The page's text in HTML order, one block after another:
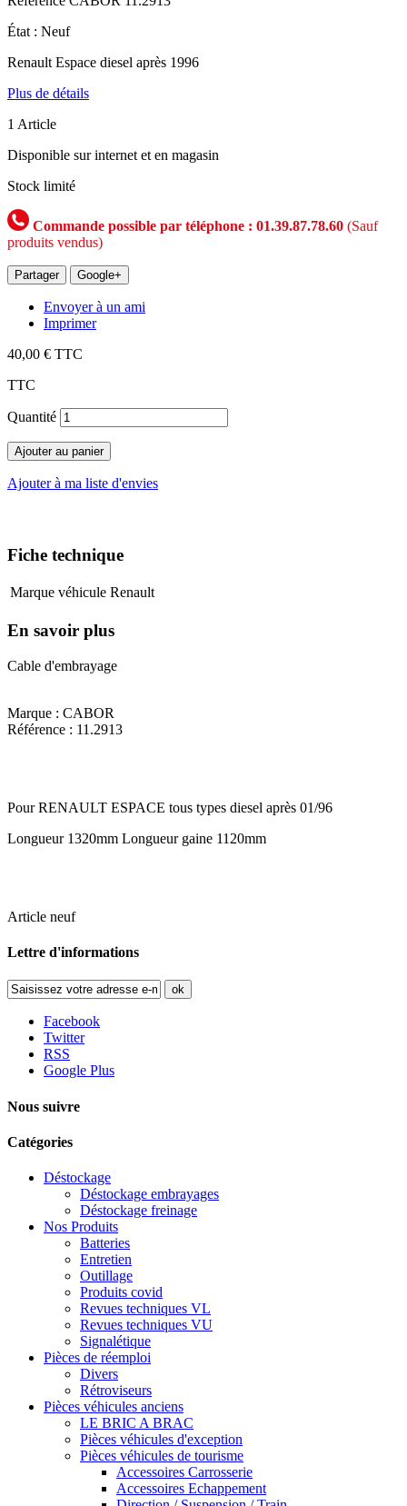
État : Neuf
Renault Espace diesel après 1996
Plus de détails
1 Article
Disponible sur internet et en magasin
Stock limité
Commande possible par téléphone : 01.39.87.78.60 (Sauf
produits vendus)
Partager Google+
Envoyer à un ami
Imprimer
40,00 € TTC
TTC
Quantité
Ajouter au panier
Ajouter à ma liste d'envies
Fiche technique
Marque véhicule Renault
En savoir plus
Cable d'embrayage
Marque : CABOR
Référence : 11.2913
Pour RENAULT ESPACE tous types diesel après 01/96
Longueur 1320mm Longueur gaine 1120mm
Article neuf
Lettre d'informations
ok
Facebook
Twitter
RSS
Google Plus
Nous suivre
Catégories
Déstockage
Déstockage embrayages
Déstockage freinage
Nos Produits
Batteries
Entretien
Outillage
Produits covid
Revues techniques VL
Revues techniques VU
Signalétique
Pièces de réemploi
Divers
Rétroviseurs
Pièces véhicules anciens
LE BRIC A BRAC
Pièces véhicules d'exception
Pièces véhicules de tourisme
Accessoires Carrosserie
Accessoires Echappement